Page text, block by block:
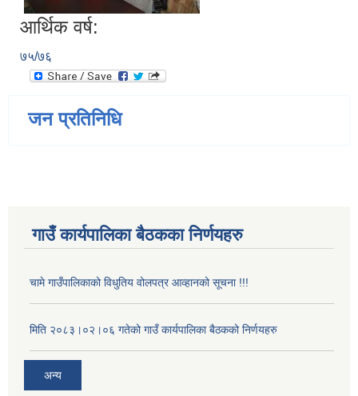
आर्थिक वर्ष:
७५/७६
जन प्रतिनिधि
गाउँ कार्यपालिका बैठकका निर्णयहरु
चामे गाउँपालिकाको विधुतिय वोलपत्र आव्हानको सूचना !!!
मिति २०८३।०२।०६ गतेको गाउँ कार्यपालिका बैठकको निर्णयहरु
अन्य